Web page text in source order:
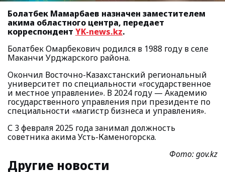
Болатбек Мамарбаев назначен заместителем
акима областного центра, передает
корреспондент YK-news.kz.
Болатбек Омарбекович родился в 1988 году в селе
Маканчи Урджарского района.
Окончил Восточно-Казахстанский региональный
университет по специальности «государственное
и местное управление». В 2024 году — Академию
государственного управления при президенте по
специальности «магистр бизнеса и управления».
С 3 февраля 2025 года занимал должность
советника акима Усть-Каменогорска.
Фото: gov.kz
Другие новости